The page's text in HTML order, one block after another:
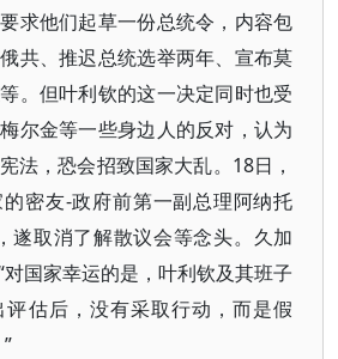
求他们起草一份总统令，内容包
共、推迟总统选举两年、宣布莫
。但叶利钦的这一决定同时也受
尔金等一些身边人的反对，认为
法，恐会招致国家大乱。18日，
密友-政府前第一副总理阿纳托
遂取消了解散议会等念头。久加
国家幸运的是，叶利钦及其班子
估后，没有采取行动，而是假